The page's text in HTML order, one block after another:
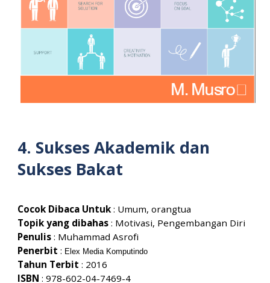
4. Sukses Akademik dan
Sukses Bakat
Cocok Dibaca Untuk : Umum, orangtua
Topik yang dibahas : Motivasi, Pengembangan Diri
Penulis : Muhammad Asrofi
Penerbit : Elex Media Komputindo
Tahun Terbit : 2016
ISBN :978-602-04-7469-4